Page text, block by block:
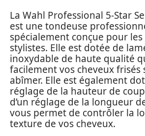
La Wahl Professional 5-Star
est une tondeuse
spécialement conçue pour
stylistes. Elle est dotée de
inoxydable de haute qualité
facilement vos cheveux frisés
abîmer. Elle est également
réglage de la hauteur de
d’un réglage de la longueur
vous permet de contrôler la
texture de vos cheveux.